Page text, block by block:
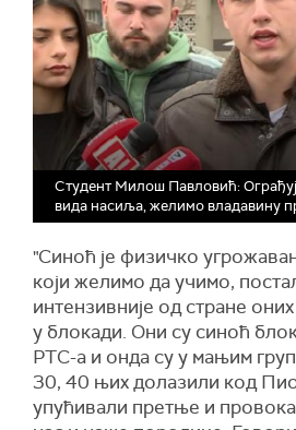
Студент Милош Павловић:
вида насиља, желимо владавину
"Синоћ је физичко
који желимо да учимо,
интензивније од стране оних
у блокади. Они су синоћ
РТС-а и онда су у мањим
30, 40 њих долазили код
упућивали претње и